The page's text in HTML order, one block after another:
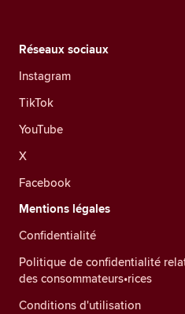
Réseaux sociaux
Instagram
TikTok
YouTube
X
Facebook
Mentions légales
Confidentialité
Politique de confidentialité
des consommateurs•rices
Conditions d'utilisation